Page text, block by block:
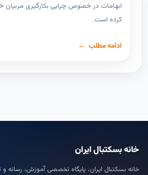
ابهامات در خصوص چرایی بکارگیری مربیان
کرده است.
ادامه مطلب
خانه بسکتبال ایران
خانه بسکتبال ایران، پایگاه تخصصی آموزش، رسانه و